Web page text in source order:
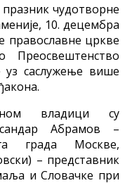
празник чудотворне
10. децембра
православне цркве
уз саслужење више
владици су
Абрамов –
града Москве,
– представник
и Словачке при